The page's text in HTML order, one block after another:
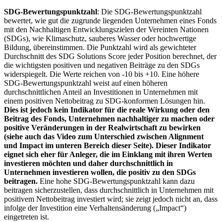
SDG-Bewertungspunktzahl: Die SDG-Bewertungspunktzahl
bewertet, wie gut die zugrunde liegenden Unternehmen eines Fonds
mit den Nachhaltigen Entwicklungszielen der Vereinten Nationen
(SDGs), wie Klimaschutz, sauberes Wasser oder hochwertige
Bildung, übereinstimmen. Die Punktzahl wird als gewichteter
Durchschnitt des SDG Solutions Score jeder Position berechnet, der
die wichtigsten positiven und negativen Beiträge zu den SDGs
widerspiegelt. Die Werte reichen von -10 bis +10. Eine höhere
SDG-Bewertungspunktzahl weist auf einen höheren
durchschnittlichen Anteil an Investitionen in Unternehmen mit
einem positiven Nettobeitrag zu SDG-konformen Lösungen hin.
Dies ist jedoch kein Indikator für die reale Wirkung oder den
Beitrag des Fonds, Unternehmen nachhaltiger zu machen oder
positive Veränderungen in der Realwirtschaft zu bewirken
(siehe auch das Video zum Unterschied zwischen Alignment
und Impact im unteren Bereich dieser Seite). Dieser Indikator
eignet sich eher für Anleger, die im Einklang mit ihren Werten
investieren möchten und daher durchschnittlich in
Unternehmen investieren wollen, die positiv zu den SDGs
beitragen. Eine hohe SDG-Bewertungspunktzahl kann dazu
beitragen sicherzustellen, dass durchschnittlich in Unternehmen mit
positivem Nettobeitrag investiert wird; sie zeigt jedoch nicht an, dass
infolge der Investition eine Verhaltensänderung („Impact“)
eingetreten ist.